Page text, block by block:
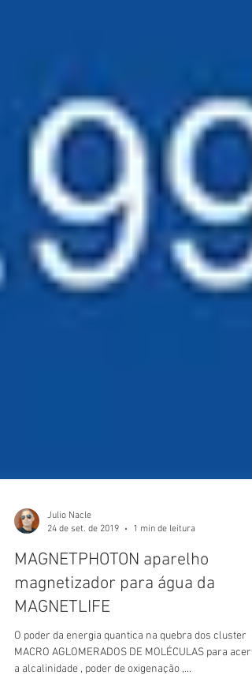
Julio Nacle
1 min de leitura
MAGNETPHOTON aparelho
magnetizador para água da
MAGNETLIFE
O poder da energia quantica na quebra dos cluster